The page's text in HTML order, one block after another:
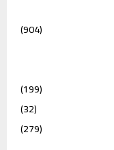
(904)
(199)
(32)
(279)